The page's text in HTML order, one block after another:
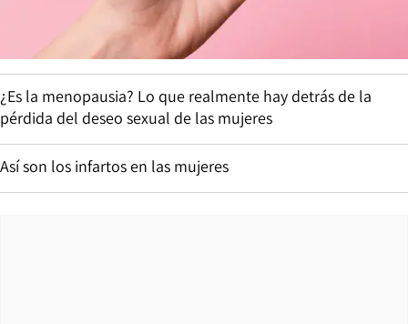
¿Es la menopausia? Lo que realmente hay detrás de la
pérdida del deseo sexual de las mujeres
Así son los infartos en las mujeres